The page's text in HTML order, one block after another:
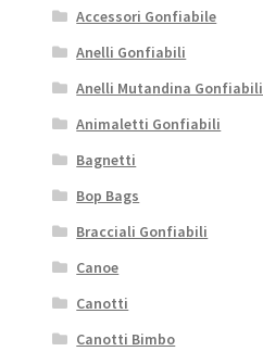
Accessori Gonfiabile
Anelli Gonfiabili
Anelli Mutandina Gonfiabili
Animaletti Gonfiabili
Bagnetti
Bop Bags
Bracciali Gonfiabili
Canoe
Canotti
Canotti Bimbo